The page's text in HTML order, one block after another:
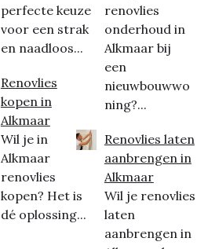
perfecte keuze
voor een strak
en naadloos...
Renovlies
kopen in
Alkmaar
Wil je in
Alkmaar
renovlies
kopen? Het is
dé oplossing...
renovlies
onderhoud in
Alkmaar bij
een
nieuwbouwwo
ning?...
Renovlies laten
aanbrengen in
Alkmaar
Wil je renovlies
laten
aanbrengen in